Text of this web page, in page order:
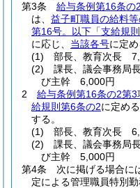
第3条
給与条例第16条の
は、 益子町職員の給料
第16号。以下「支給規
に応じ、 当該各号に定め
(1)
部長、教育次長
(2)
課長、議会事務局
び主幹 6,000円
2
給与条例第16条の2第3
給規則第6条の2に定め
する。
(1)
部長、教育次長
(2)
課長、議会事務局
び主幹 5,000円
第4条
次に掲げる場合に
定による管理職員特別勤